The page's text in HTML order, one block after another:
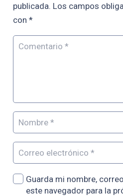
publicada. Los campos
con *
Guarda mi nombre,
este navegador para la